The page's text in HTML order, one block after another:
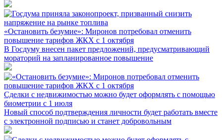
«Остановить безумие»: Миронов потребовал отменить
повышение тарифов ЖКХ с 1 октября
В Госдуму внесен пакет предложений, предусматривающий
мораторий на запланированное повышение
Сделки с недвижимостью можно будет оформлять с помощью
биометрии с 1 июля
Новый способ подтверждения личности будет работать вместе
с электронной подписью и станет добровольным